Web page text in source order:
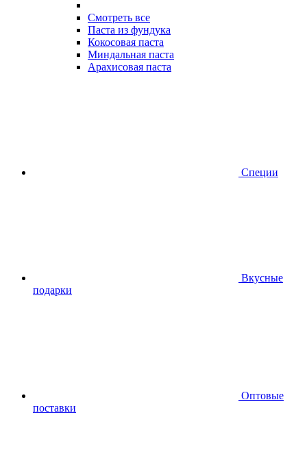
Смотреть все
Паста из фундука
Кокосовая паста
Миндальная паста
Арахисовая паста
Специи
Вкусные
подарки
Оптовые
поставки